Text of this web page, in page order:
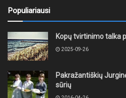
Populiariausi
Kopų tvirtinimo talka
2025-09-26
Pakražantiškių
sūrių